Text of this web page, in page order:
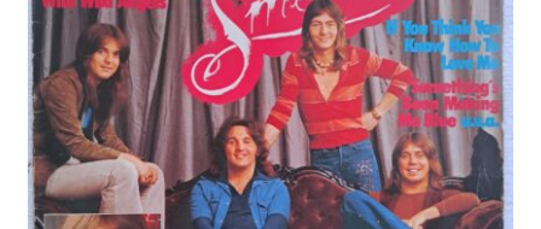
Echipamente
Listă produse
Oferta lunii
Contul meu